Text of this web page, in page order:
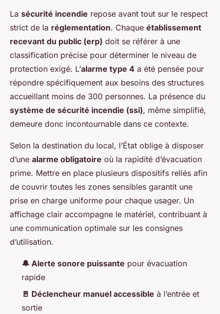
La sécurité incendie repose avant tout sur le respect
strict de la réglementation. Chaque établissement
recevant du public (erp) doit se référer à une
classification précise pour déterminer le niveau de
protection exigé. L’alarme type 4 a été pensée pour
répondre spécifiquement aux besoins des structures
accueillant moins de 300 personnes. La présence du
système de sécurité incendie (ssi), même simplifié,
demeure donc incontournable dans ce contexte.
Selon la destination du local, l’État oblige à disposer
d’une alarme obligatoire où la rapidité d’évacuation
prime. Mettre en place plusieurs dispositifs reliés afin
de couvrir toutes les zones sensibles garantit une
prise en charge uniforme pour chaque usager. Un
affichage clair accompagne le matériel, contribuant à
une communication optimale sur les consignes
d’utilisation.
🔔 Alerte sonore puissante pour évacuation
rapide
🚪 Déclencheur manuel accessible à l’entrée et
sortie